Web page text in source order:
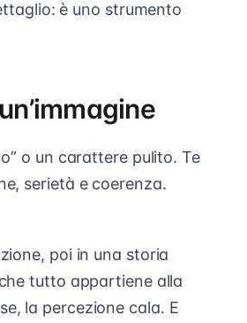
è uno strumento
o un carattere pulito. Te
serietà e coerenza.
poi in una storia
tutto appartiene alla
la percezione cala. E